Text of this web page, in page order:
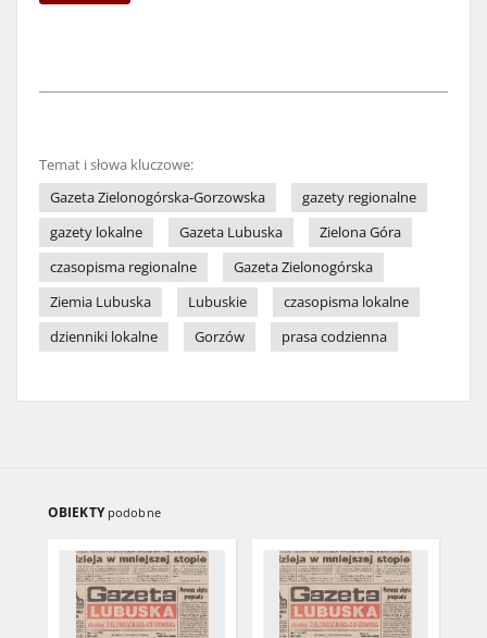
Temat i słowa kluczowe:
Gazeta Zielonogórska-Gorzowska
gazety regionalne
gazety lokalne
Gazeta Lubuska
Zielona Góra
czasopisma regionalne
Gazeta Zielonogórska
Ziemia Lubuska
Lubuskie
czasopisma lokalne
dzienniki lokalne
Gorzów prasa codzienna
OBIEKTY podobne